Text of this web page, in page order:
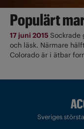
Populärt
17 juni 2015 Sockrade
och läsk. Närmare
Colorado är i ätbar
Sveriges